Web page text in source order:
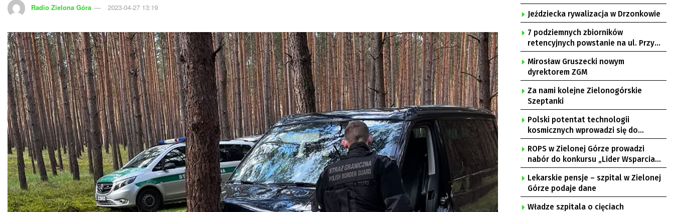
Radio Zielona Góra 2023-04-27 13:19
Jeździecka rywalizacja w Drzonkowie
7 podziemnych zbiorników
retencyjnych powstanie na ul. Przy
Gazowni
Mirosław Gruszecki nowym
dyrektorem ZGM
Za nami kolejne Zielonogórskie
Szeptanki
Polski potentat technologii
kosmicznych wprowadzi się do
Zielonej Góry
ROPS w Zielonej Górze prowadzi
nabór do konkursu „Lider Wsparcia
Seniora”
Lekarskie pensje – szpital w Zielonej
Górze podaje dane
Władze szpitala o cięciach